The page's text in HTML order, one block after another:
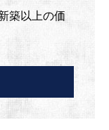
築以上の価